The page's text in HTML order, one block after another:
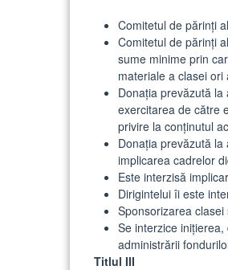
Comitetul de părinți
Comitetul de părinți
sume minime prin
materiale a clasei
Donația prevăzută
exercitarea de către
privire la conținutul
Donația prevăzută
implicarea cadrelor
Este interzisă
Dirigintelui îi este
Sponsorizarea
Se interzice
administrării
Titlul III